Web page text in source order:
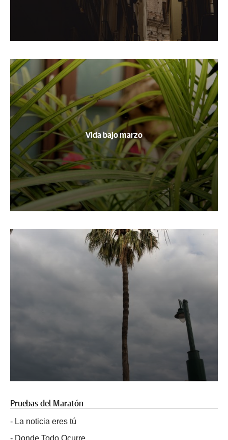
Vida bajo marzo
Pruebas del Maratón
- La noticia eres tú
- Donde Todo Ocurre